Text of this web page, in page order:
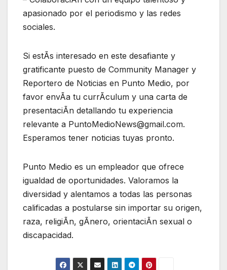
apasionado por el periodismo y las redes
sociales.
Si estÃs interesado en este desafiante y
gratificante puesto de Community Manager y
Reportero de Noticias en Punto Medio, por
favor envÃa tu currÃculum y una carta de
presentaciÃn detallando tu experiencia
relevante a PuntoMedioNews@gmail.com.
Esperamos tener noticias tuyas pronto.
Punto Medio es un empleador que ofrece
igualdad de oportunidades. Valoramos la
diversidad y alentamos a todas las personas
calificadas a postularse sin importar su origen,
raza, religiÃn, gÃnero, orientaciÃn sexual o
discapacidad.